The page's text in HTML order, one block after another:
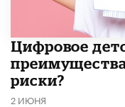
​Цифровое
риски?
2 ИЮНЯ